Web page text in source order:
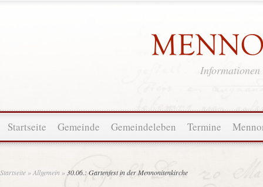
Startseite Gemeinde Gemeindeleben Termine
Startseite »Allgemein » 30.06.: Gartenfest in der Mennonitenkirche